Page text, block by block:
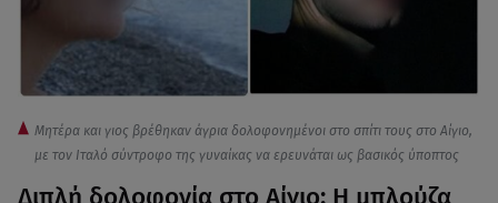
Μητέρα και γιος βρέθηκαν άγρια δολοφονημένοι στο σπίτι τους στο Αίγιο,
με τον Ιταλό σύντροφο της γυναίκας να ερευνάται ως βασικός ύποπτος
Διπλή δολοφονία στο Αίγιο: Η μπλούζα